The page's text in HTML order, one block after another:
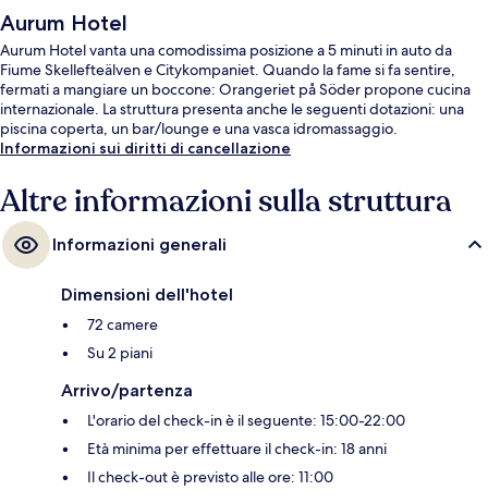
Aurum Hotel
Aurum Hotel vanta una comodissima posizione a 5 minuti in auto da
Fiume Skellefteälven e Citykompaniet. Quando la fame si fa sentire,
fermati a mangiare un boccone: Orangeriet på Söder propone cucina
internazionale. La struttura presenta anche le seguenti dotazioni: una
piscina coperta, un bar/lounge e una vasca idromassaggio.
Informazioni sui diritti di cancellazione
Altre informazioni sulla struttura
Informazioni generali
Dimensioni dell'hotel
72 camere
Su 2 piani
Arrivo/partenza
L'orario del check-in è il seguente: 15:00-22:00
Età minima per effettuare il check-in: 18 anni
Il check-out è previsto alle ore: 11:00